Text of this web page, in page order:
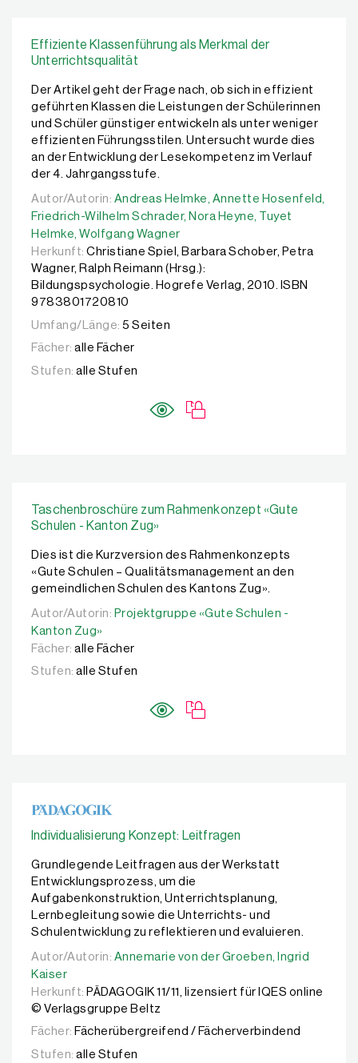
Effiziente Klassenführung als Merkmal der
Unterrichtsqualität
Der Artikel geht der Frage nach, ob sich in effizient
geführten Klassen die Leistungen der Schülerinnen
und Schüler günstiger entwickeln als unter weniger
effizienten Führungsstilen. Untersucht wurde dies
an der Entwicklung der Lesekompetenz im Verlauf
der 4. Jahrgangsstufe.
Autor/Autorin: Andreas Helmke, Annette Hosenfeld,
Autor/Autorin: Andreas Helmke, Annette Hosenfeld,
Friedrich-Wilhelm Schrader, Nora Heyne,
Tuyet
Helmke, Wolfgang Wagner
Herkunft: Christiane Spiel, Barbara Schober, Petra
Wagner, Ralph Reimann (Hrsg.):
Bildungspsychologie. Hogrefe Verlag, 2010. ISBN
9783801720810
Umfang/Länge: 5 Seiten
Fächer: alle Fächer
Stufen: alle Stufen
Taschenbroschüre zum Rahmenkonzept «Gute
Schulen - Kanton Zug»
Dies ist die Kurzversion des Rahmenkonzepts
«Gute Schulen – Qualitätsmanagement an den
gemeindlichen Schulen des Kantons Zug».
Autor/Autorin: Projektgruppe «Gute Schulen - Kanton
Autor/Autorin: Projektgruppe «Gute Schulen -
Kanton Zug»
Fächer: alle Fächer
Stufen: alle Stufen
Individualisierung Konzept: Leitfragen
Grundlegende Leitfragen aus der Werkstatt
Entwicklungsprozess, um die
Aufgabenkonstruktion, Unterrichtsplanung,
Lernbegleitung sowie die Unterrichts- und
Schulentwicklung zu reflektieren und evaluieren.
Autor/Autorin: Annemarie von der Groeben, Ingrid Kaiser
Autor/Autorin: Annemarie von der Groeben,
Ingrid
Kaiser
Herkunft: PÄDAGOGIK 11/11, lizensiert für IQES online
© Verlagsgruppe Beltz
Fächer: Fächerübergreifend / Fächerverbindend
Stufen: alle Stufen